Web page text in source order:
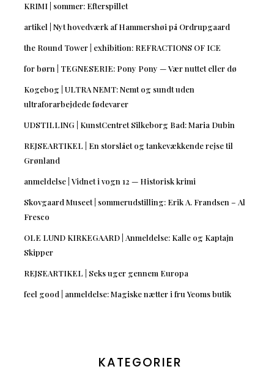
KRIMI | sommer: Efterspillet
artikel | Nyt hovedværk af Hammershøi på Ordrupgaard
the Round Tower | exhibition: REFRACTIONS OF ICE
for børn | TEGNESERIE: Pony Pony — Vær nuttet eller dø
Kogebog | ULTRA NEMT: Nemt og sundt uden
ultraforarbejdede fødevarer
UDSTILLING | KunstCentret Silkeborg Bad: Maria Dubin
REJSEARTIKEL | En storslået og tankevækkende rejse til
Grønland
anmeldelse | Vidnet i vogn 12 — Historisk krimi
Skovgaard Museet | sommerudstilling: Erik A. Frandsen – Al
Fresco
OLE LUND KIRKEGAARD | Anmeldelse: Kalle og Kaptajn
Skipper
REJSEARTIKEL | Seks uger gennem Europa
feel good | anmeldelse: Magiske nætter i fru Yeoms butik
KATEGORIER